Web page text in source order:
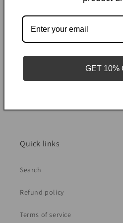
en pressant au fur et à mesure.
forme naturelle, à l’air libre.
S’il reste des plis une
Quick links
Search
Refund policy
Terms of service
GET 10%